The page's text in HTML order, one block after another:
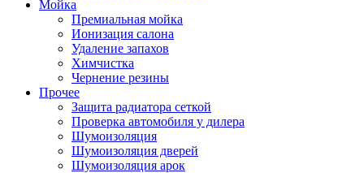
Мойка
Премиальная мойка
Ионизация салона
Удаление запахов
Химчистка
Чернение резины
Прочее
Защита радиатора сеткой
Проверка автомобиля у дилера
Шумоизоляция
Шумоизоляция дверей
Шумоизоляция арок